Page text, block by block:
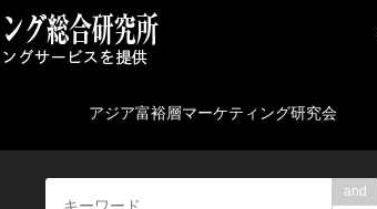
アジア富裕層マーケティング研究会
and